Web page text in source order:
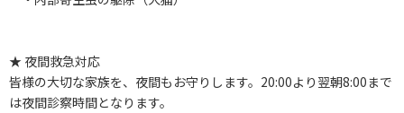
★ 夜間救急対応
皆様の大切な家族を、夜間もお守りします。20:00より翌朝8:00まで
は夜間診察時間となります。